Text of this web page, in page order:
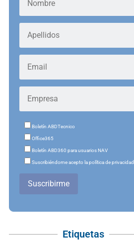
Boletín ABDTecnico
Office365
Boletín ABD360 para usuarios NAV
Suscribiéndome acepto la política de privacidad
Suscribirme
Etiquetas